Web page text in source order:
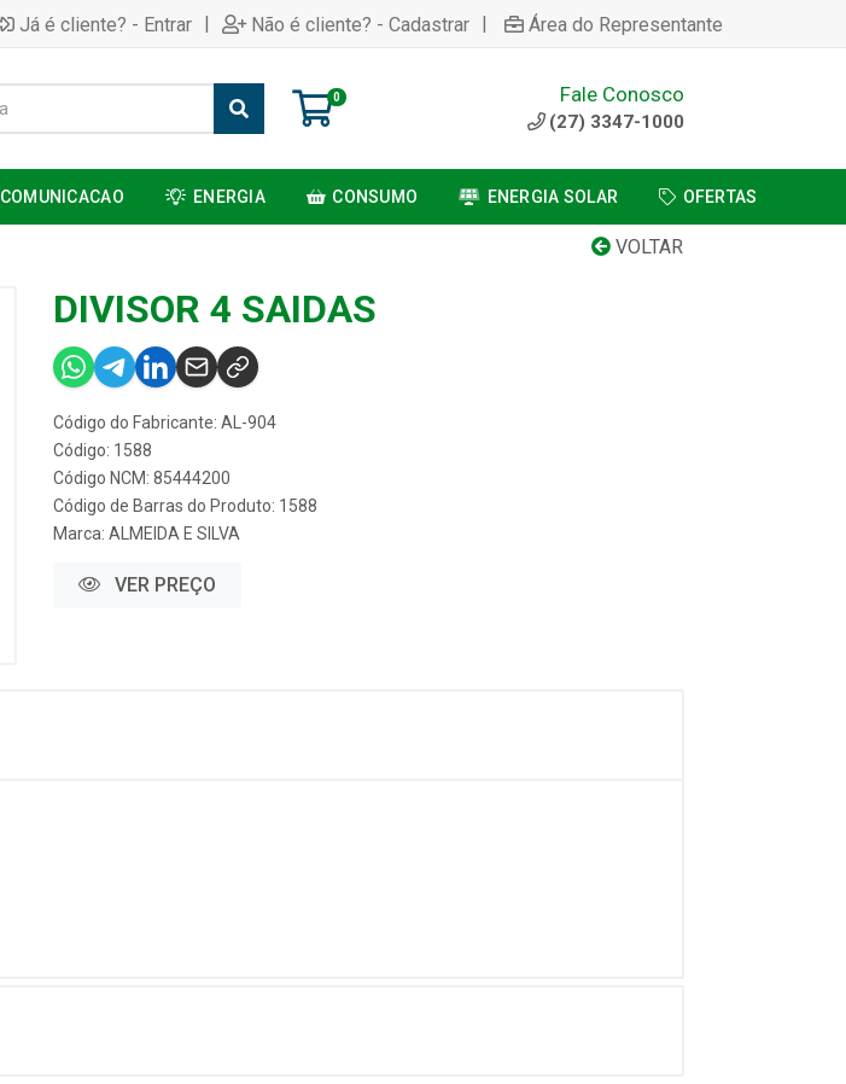
Já é cliente? - Entrar | Não é cliente? - Cadastrar | Área do Representante
0 Fale Conosco
(27) 3347-1000
COMUNICACAO ENERGIA CONSUMO ENERGIA SOLAR OFERTAS
VOLTAR
DIVISOR 4 SAIDAS
Código do Fabricante: AL-904
Código: 1588
Código NCM: 85444200
Código de Barras do Produto: 1588
Marca: ALMEIDA E SILVA
VER PREÇO